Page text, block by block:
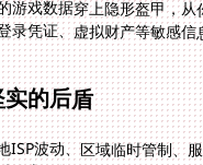
的后盾
波动、区域临时管制、
响应？故障诊断是否专业